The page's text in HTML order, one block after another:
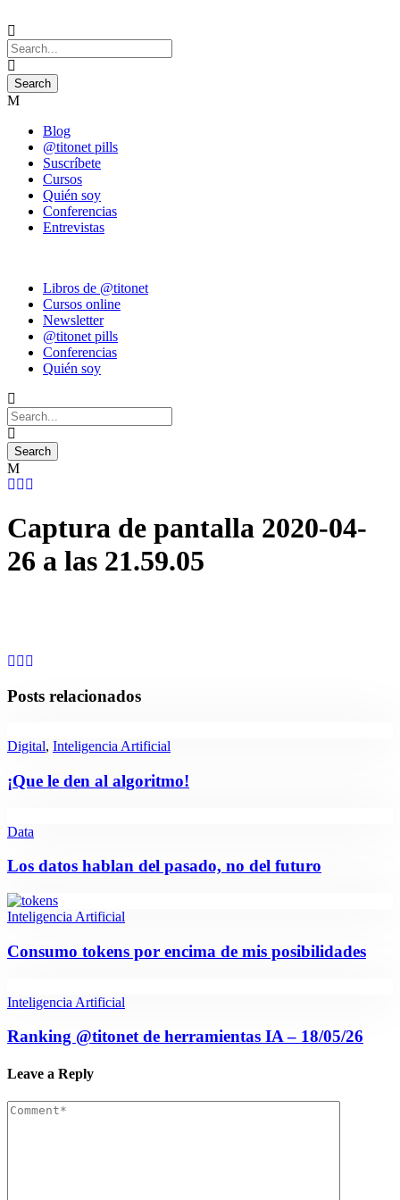
Blog
@titonet pills
Suscríbete
Cursos
Quién soy
Conferencias
Entrevistas
Libros de @titonet
Cursos online
Newsletter
@titonet pills
Conferencias
Quién soy
Captura de pantalla 2020-04-
26 a las 21.59.05
Posts relacionados
Digital, Inteligencia Artificial
¡Que le den al algoritmo!
Data
Los datos hablan del pasado, no del futuro
Inteligencia Artificial
Consumo tokens por encima de mis posibilidades
Inteligencia Artificial
Ranking @titonet de herramientas IA – 18/05/26
Leave a Reply